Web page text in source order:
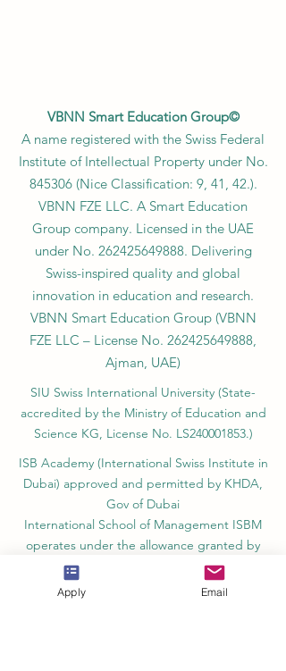
VBNN Smart Education Group©
A name registered with the Swiss Federal
Institute of Intellectual Property under No.
845306 (Nice Classification: 9, 41, 42.).
VBNN FZE LLC. A Smart Education
Group company. Licensed in the UAE
under No. 262425649888. Delivering
Swiss-inspired quality and global
innovation in education and research.
VBNN Smart Education Group (VBNN
FZE LLC – License No. 262425649888
Ajman, UAE)
SIU Swiss International University (State-
accredited by the Ministry of Education and
Science KG, License No. LS240001853.)
ISB Academy (International Swiss Institute in
Dubai) approved and permitted by KHDA,
Gov of Dubai
International School of Management ISBM
operates under the allowance granted by
the Board of Education.
ISBM Business School, among the leading
Apply Email